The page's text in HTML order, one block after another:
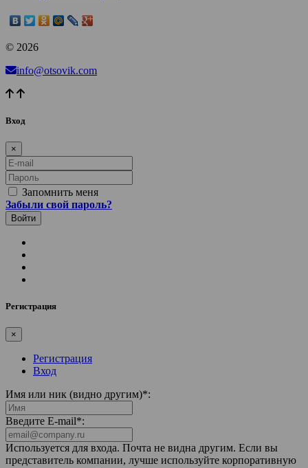
© 2026
info@otsovik.com
Вход
×
E-mail
Пароль
Запомнить меня
Забыли свой пароль?
Регистрация
×
Регистрация
Вход
Имя или ник (видно другим)*:
Введите E-mail*:
Используется для входа. Почта не видна другим. Если вы
представитель компании, лучше используйте корпоративную